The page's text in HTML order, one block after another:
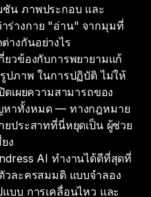
ชัน ภาพประกอบ และ
ร่างกาย "อ่าน" จากมุมที่
างกันอย่างไร
ยวข้องกับการพยายามแก้
ปภาพ ในการปฏิบัติ ไม่ให้
ดเผยความสามารถของ
หาทั้งหมด — ทางกฎหมาย
ยประสาทที่นี่หยุดเป็น ผู้ช่วย
ง
AI ทำงานได้ดีที่สุดที่
วละครสมมติ แบบจำลอง
บบ การเคลื่อนไหว และ